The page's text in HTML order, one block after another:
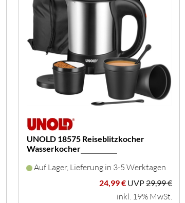
UNOLD 18575 Reiseblitzkocher
Wasserkocher
Auf Lager, Lieferung in 3-5 Werktagen
24,99 € UVP29,99 €
inkl. 19% MwSt.